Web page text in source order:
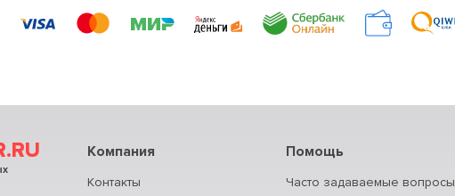
Компания
Контакты
Помощь
Часто задаваемые вопросы